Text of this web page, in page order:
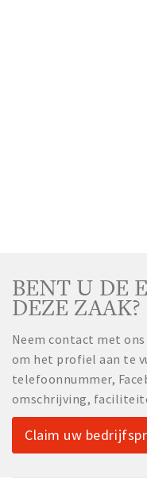
BENT U DE
DEZE ZAAK?
Neem contact met
om het profiel aan te
telefoonnummer,
omschrijving,
Claim uw